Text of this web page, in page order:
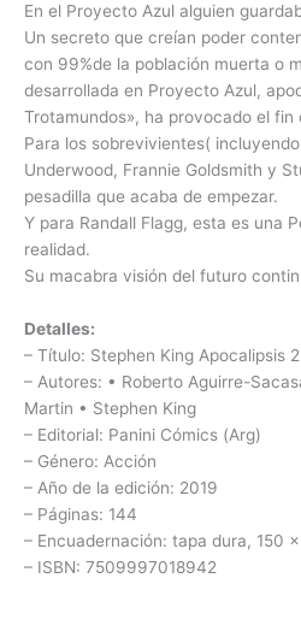
En el Proyecto Azul alguien
Un secreto que creían poder
con 99%de la población muerta o
desarrollada en Proyecto Azul,
Trotamundos», ha provocado el fin
Para los sobrevivientes(
Underwood, Frannie Goldsmith y
pesadilla que acaba de empezar.
Y para Randall Flagg, esta es una
realidad.
Su macabra visión del futuro
Detalles:
– Título: Stephen King Apocalipsis
– Autores: • Roberto Aguirre-
Martin • Stephen King
– Editorial: Panini Cómics (Arg)
– Género: Acción
– Año de la edición: 2019
– Páginas: 144
– Encuadernación: tapa dura, 150
– ISBN: 7509997018942